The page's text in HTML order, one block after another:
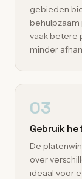
gebieden
vaak betere
minder
03
Gebruik
De
over
ideaal voor